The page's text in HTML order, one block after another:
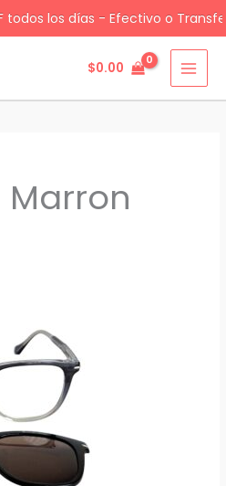
todos los días - Efectivo o
$0.00
Marron